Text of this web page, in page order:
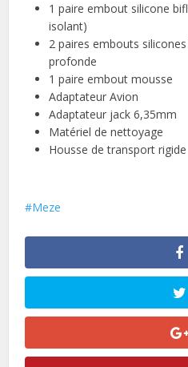
1 paire embout silicone
isolant)
2 paires embouts
profonde
1 paire embout mousse
Adaptateur Avion
Adaptateur jack 6,35mm
Matériel de nettoyage
Housse de transport rigide
Meze